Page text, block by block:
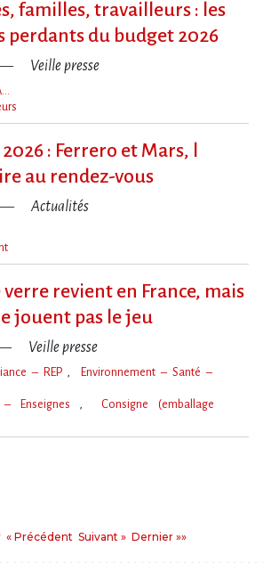
familles, travailleurs : les
perdants du budget 2026
Veille presse
: Ferrero et Mars, l​
au rendez-vous
Actualités
verre revient en France, mais
jouent pas le jeu
Veille presse
– REP
Environnement – Santé –
– Enseignes
Consigne (emballage
Premier
« PrécédentPrécédent
Suivant
Suivant » Dernier
Dernier »»